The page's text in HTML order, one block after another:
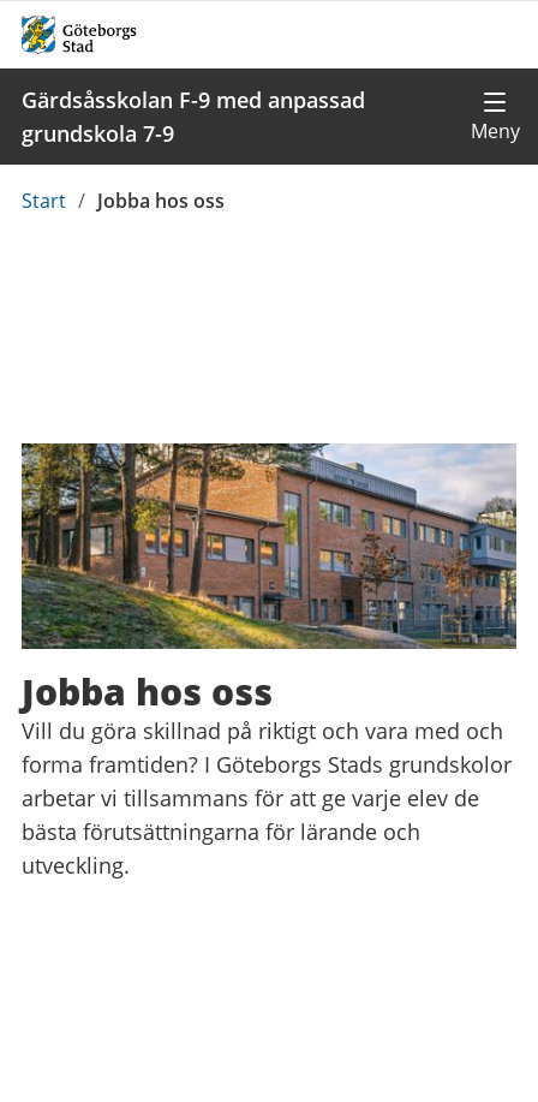
Gärdsåsskolan F-9 med anpassad
grundskola 7-9
Du
Start / Jobba hos oss
Jobba hos oss
Vill du göra skillnad på riktigt och vara med och
forma framtiden? I Göteborgs Stads grundskolor
arbetar vi tillsammans för att ge varje elev de
bästa förutsättningarna för lärande och
utveckling.